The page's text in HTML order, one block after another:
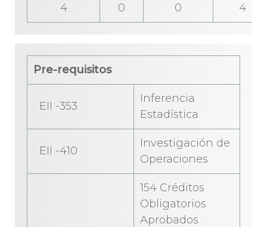
4 0 0 4
Pre-requisitos
EII -353
Inferencia
Estadística
EII -410
Investigación de
Operaciones
154 Créditos
Obligatorios
Aprobados